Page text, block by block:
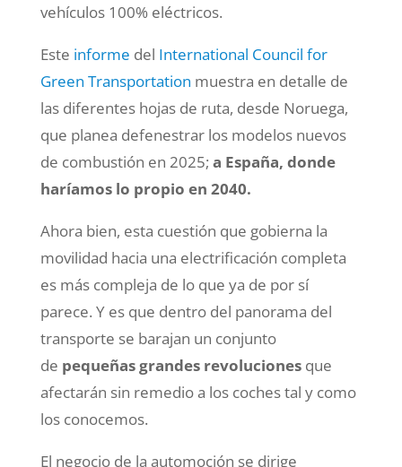
vehículos 100% eléctricos.
Este informe del International Council for
Green Transportation muestra en detalle de
las diferentes hojas de ruta, desde Noruega,
que planea defenestrar los modelos nuevos
de combustión en 2025; a España, donde
haríamos lo propio en 2040.
Ahora bien, esta cuestión que gobierna la
movilidad hacia una electrificación completa
es más compleja de lo que ya de por sí
parece. Y es que dentro del panorama del
transporte se barajan un conjunto
de pequeñas grandes revolucionesque
afectarán sin remedio a los coches tal y como
los conocemos.
El negocio de la automoción se dirige